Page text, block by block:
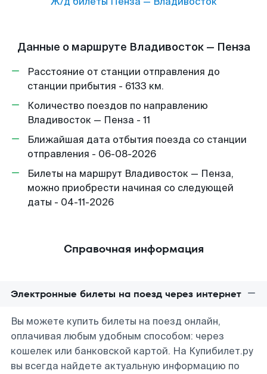
Данные о маршруте Владивосток — Пенза
Расстояние от станции отправления до
станции прибытия - 6133 км.
Количество поездов по направлению
Владивосток — Пенза - 11
Ближайшая дата отбытия поезда со станции
отправления - 06-08-2026
Билеты на маршрут Владивосток — Пенза,
можно приобрести начиная со следующей
даты - 04-11-2026
Справочная информация
Электронные билеты на поезд через интернет
Вы можете купить билеты на поезд онлайн,
оплачивая любым удобным способом: через
кошелек или банковской картой. На Купибилет.ру
вы всегда найдете актуальную информацию по